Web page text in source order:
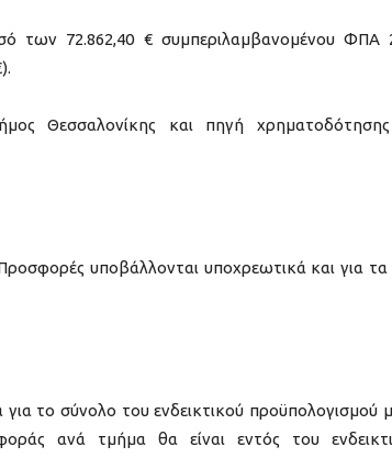
των 72.862,40 € συμπεριλαμβανομένου ΦΠΑ
Θεσσαλονίκης και πηγή
υποβάλλονται υποχρεωτικά και για τα
το σύνολο του ενδεικτικού προϋπολογισμού
ανά τμήμα θα είναι εντός του